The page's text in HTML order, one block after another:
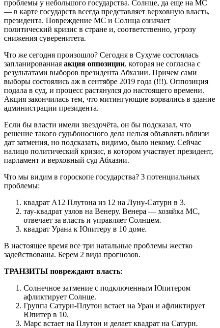
проблемы у небольшого государства. Солнце, да еще на МС
— в карте государств всегда представляет верховную власть,
президента. Повреждение МС и Солнца означает
политический кризис в стране и, соответственно, угрозу
снижения суверенитета.
Что же сегодня произошло? Сегодня в Сухуме состоялась
запланированная акция оппозиции, которая не согласна с
результатами выборов президента Абхазии. Причем сами
выборы состоялись аж в сентябре 2019 года (!!!). Оппозиция
подала в суд, и процесс растянулся до настоящего времени.
Акция закончилась тем, что митингующие ворвались в здание
администрации президента.
Если бы власти имели звездочёта, он бы подсказал, что
решение такого судьбоносного дела нельзя объявлять вблизи
дат затмения, но подсказать, видимо, было некому. Сейчас
налицо политический кризис, в котором участвует президент,
парламент и верховный суд Абхазии.
Что мы видим в гороскопе государства? 3 потенциальных
проблемы:
квадрат А12 Плутона из 12 на Луну-Сатурн в 3.
тау-квадрат узлов на Венеру. Венера — хозяйка МС,
отвечает за власть и управляет Солнцем.
квадрат Урана к Юпитеру в 10 доме.
В настоящее время все три натальные проблемы жестко
задействованы. Берем 2 вида прогнозов.
ТРАНЗИТЫ повреждают власть:
Солнечное затмение с подключенным Юпитером
афликтирует Солнце.
Группа Сатурн-Плутон встает на Уран и афликтирует
Юпитер в 10.
Марс встает на Плутон и делает квадрат на Сатурн.